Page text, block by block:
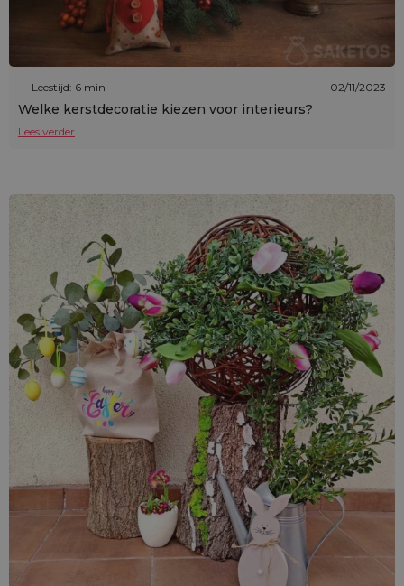
Leestijd: 6 min 02/11/2023
Welke kerstdecoratie kiezen voor interieurs?
Lees verder